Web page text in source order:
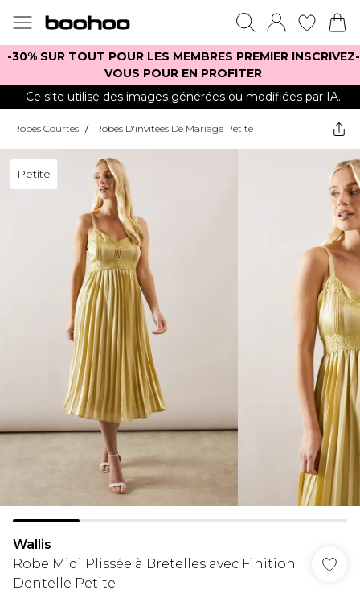
-30% SUR TOUT POUR LES MEMBRES PREMIER INSCRIVEZ-
VOUS POUR EN PROFITER
Ce site utilise des images générées ou modifiées par IA.
Robes Courtes / Robes D'invitées De Mariage Petite
Petite
Wallis
Robe Midi Plissée à Bretelles avec Finition
Dentelle Petite